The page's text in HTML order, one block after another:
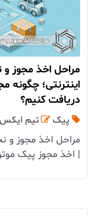
مراحل اخذ مجوز و
اینترنتی؛ چگونه
دریافت کنیم؟
پیک تیم ایکس
مراحل اخذ مجوز و
| اخذ مجوز پیک